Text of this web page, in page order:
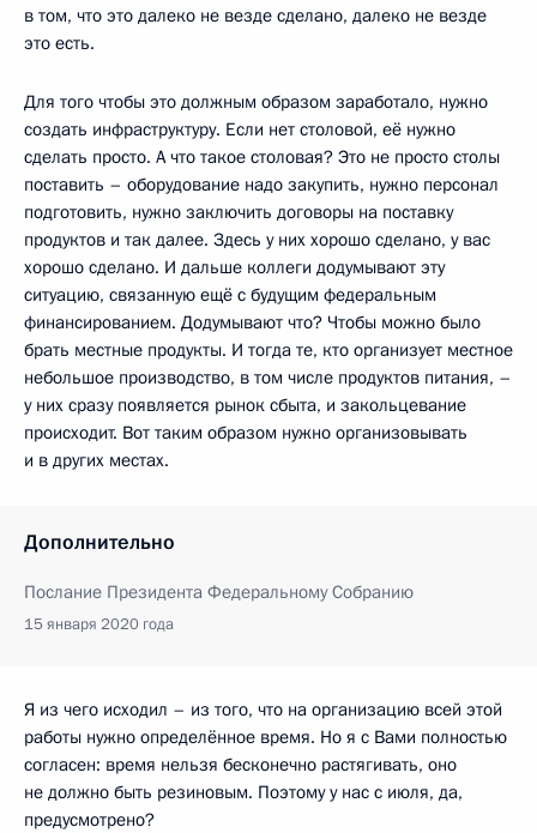
в том, что это далеко не везде сделано, далеко не везде
это есть.
Для того чтобы это должным образом заработало, нужно
создать инфраструктуру. Если нет столовой, её нужно
сделать просто. А что такое столовая? Это не просто столы
поставить – оборудование надо закупить, нужно персонал
подготовить, нужно заключить договоры на поставку
продуктов и так далее. Здесь у них хорошо сделано, у вас
хорошо сделано. И дальше коллеги додумывают эту
ситуацию, связанную ещё с будущим федеральным
финансированием. Додумывают что? Чтобы можно было
брать местные продукты. И тогда те, кто организует местное
небольшое производство, в том числе продуктов питания, –
у них сразу появляется рынок сбыта, и закольцевание
происходит. Вот таким образом нужно организовывать
и в других местах.
Дополнительно
Послание Президента Федеральному Собранию
15 января 2020 года
Я из чего исходил – из того, что на организацию всей этой
работы нужно определённое время. Но я с Вами полностью
согласен: время нельзя бесконечно растягивать, оно
не должно быть резиновым. Поэтому у нас с июля, да,
предусмотрено?